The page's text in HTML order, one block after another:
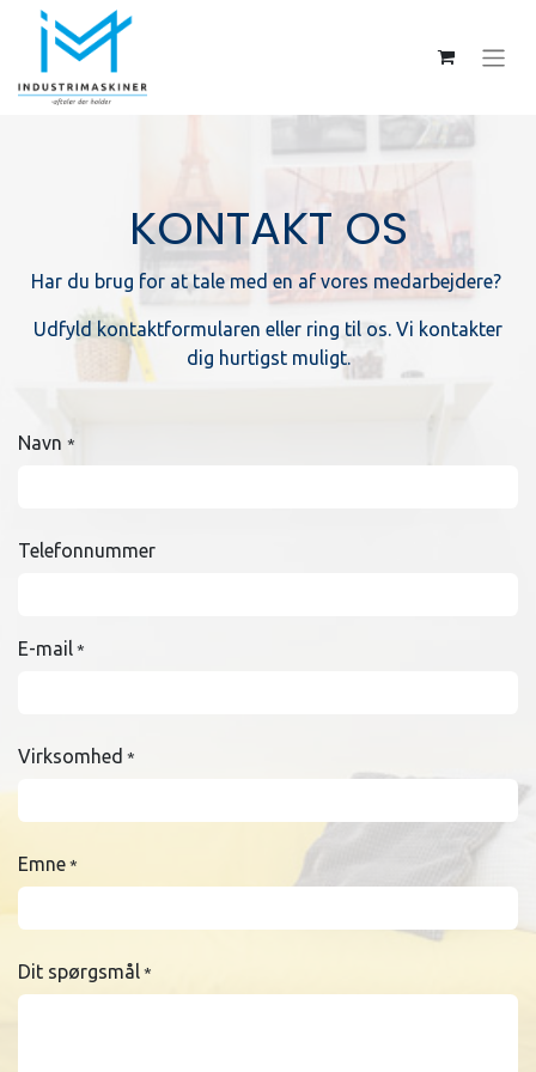
KONTAKT OS
Har du brug for at tale med en af vores medarbejdere?
Udfyld kontaktformularen eller ring til os. Vi kontakter
dig hurtigst muligt.
Navn *
Telefonnummer
E-mail*
Virksomhed *
Emne*
Dit spørgsmål*